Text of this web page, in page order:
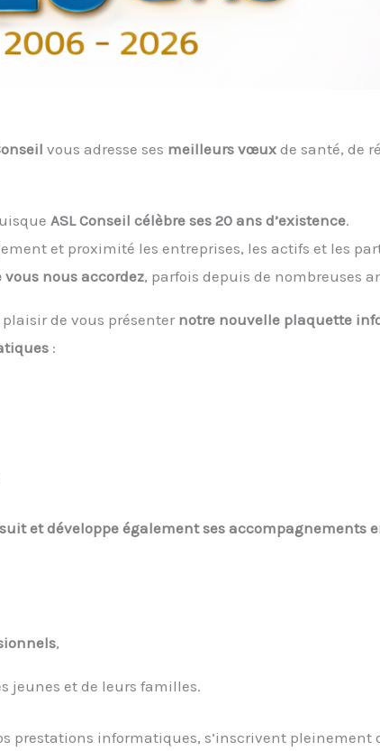
vous adresse ses meilleurs vœux de santé, de
ASL Conseil célèbre ses 20 ans d’existence.
et proximité les entreprises, les actifs et les
nous accordez, parfois depuis de nombreuses
de vous présenter notre nouvelle plaquette
:
et développe également ses accompagnements
,
jeunes et de leurs familles.
prestations informatiques, s’inscrivent pleinement